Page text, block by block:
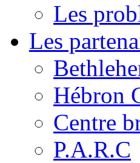
Les
Les
Hébron
Centre
P.A.R.C